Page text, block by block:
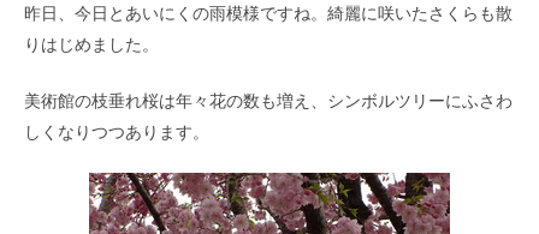
昨日、今日とあいにくの雨模様ですね。綺麗に咲いたさくらも散
りはじめました。
美術館の枝垂れ桜は年々花の数も増え、シンボルツリーにふさわ
しくなりつつあります。